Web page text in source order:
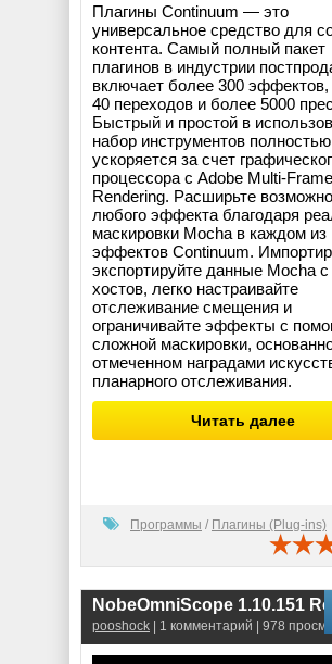
Плагины Continuum — это
универсальное средство для
контента. Самый полный пакет
плагинов в индустрии
включает более 300
40 переходов и более 5000
Быстрый и простой в
набор инструментов полностью
ускоряется за счет
процессора с Adobe Multi-Frame
Rendering. Расширьте
любого эффекта благодаря
маскировки Mocha в каждом из
эффектов Continuum.
экспортируйте данные Mocha с
хостов, легко настраивайте
отслеживание смещения и
ограничивайте эффекты с
сложной маскировки,
отмеченном наградами
планарного отслеживания.
Читать далее
Программы / Плагины (Plug-ins)
NobeOmniScope 1.10.151
pooshock | 1 комментарий | 978